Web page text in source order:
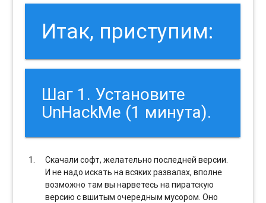
Итак, приступим:
Шаг 1. Установите
UnHackMe (1 минута).
Скачали софт, желательно последней версии.
И не надо искать на всяких развалах, вполне
возможно там вы нарветесь на пиратскую
версию с вшитым очередным мусором. Оно